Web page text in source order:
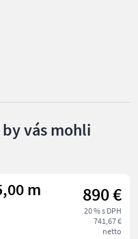
vás mohli
m 890 €
20 % s DPH
741,67 €
netto